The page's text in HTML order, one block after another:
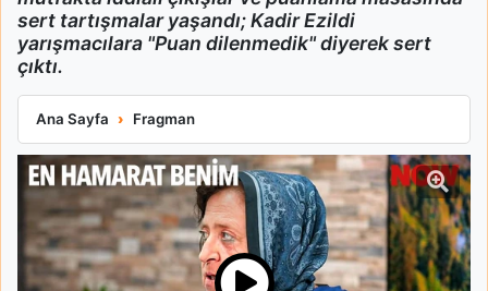
sert tartışmalar yaşandı; Kadir Ezildi
yarışmacılara "Puan dilenmedik" diyerek sert
çıktı.
Ana Sayfa Fragman
En Hamarat Benim 1055. Bölüm Fragmanı Yayınlandı